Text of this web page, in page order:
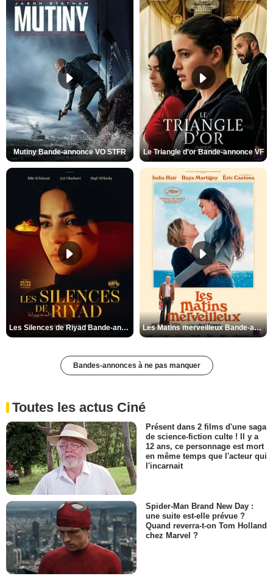
Mutiny Bande-annonce VO STFR Le Triangle d'or Bande-annonce VF
Les Silences de Riyad Bande-annonce VO STFR Les Matins merveilleux Bande-annonce VF
Bandes-annonces à ne pas manquer
Toutes les actus Ciné
Présent dans 2 films d'une saga
de science-fiction culte ! Il y a
12 ans, ce personnage est mort
en même temps que l'acteur qui
l'incarnait
Spider-Man Brand New Day :
une suite est-elle prévue ?
Quand reverra-t-on Tom Holland
chez Marvel ?